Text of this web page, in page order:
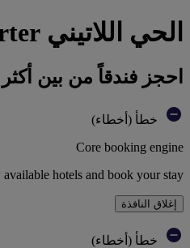
الحي اللاتيني Latin Quarter : احجز فندقك
احجز فندقاً من بين أكثر من 45 علامة تجارية فندقية تابعة
خطأ (أخطاء)
Core booking engine
hotels and book your stay
إغلاق النافذة
خطأ (أخطاء)